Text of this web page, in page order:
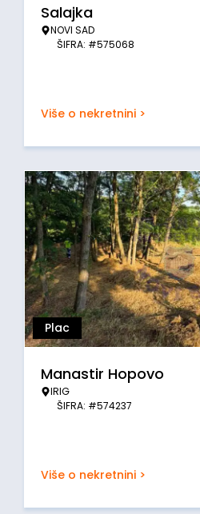
Salajka
NOVI SAD
ŠIFRA: #575068
Više o nekretnini >
Plac
Manastir Hopovo
IRIG
ŠIFRA: #574237
Više o nekretnini >